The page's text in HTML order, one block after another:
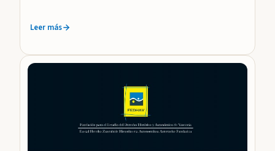
Leer más